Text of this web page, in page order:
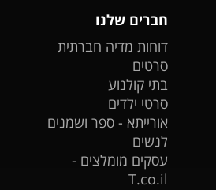
חברים שלנו
דוחות מדיה חברתית
סרטים
בתי קולנוע
סרטי ילדים
אורייתא - ספר ושמנים
לנשים
עסקים מומלצים -
T.co.il